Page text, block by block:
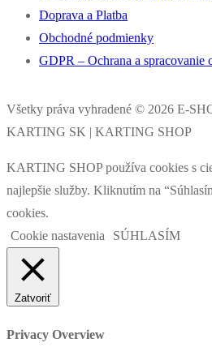
Doprava a Platba
Obchodné podmienky
GDPR – Ochrana a spracovanie
Všetky práva vyhradené © 2026 E-
KARTING SK | KARTING SHOP
KARTING SHOP používa cookies s
najlepšie služby. Kliknutím na
cookies.
Cookie nastavenia
SÚHLASÍM
Zatvoriť
Privacy Overview